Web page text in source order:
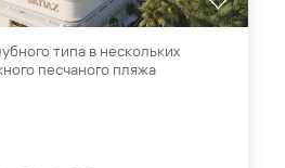
типа в нескольких
песчаного пляжа